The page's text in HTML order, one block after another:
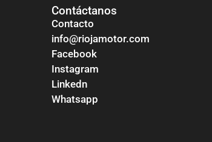
Contáctanos
Contacto
info@riojamotor.com
Facebook
Instagram
Linkedn
Whatsapp